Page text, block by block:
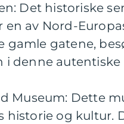
Det historiske
en av Nord-
gamle gatene,
denne autentiske
Museum: Dette
historie og kultur.